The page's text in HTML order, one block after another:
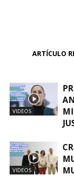
ARTÍCULO
VIDEOS
VIDEOS